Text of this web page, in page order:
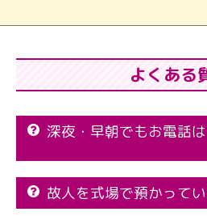
よくある
深夜・早朝でもお電話
故人を式場で預かって